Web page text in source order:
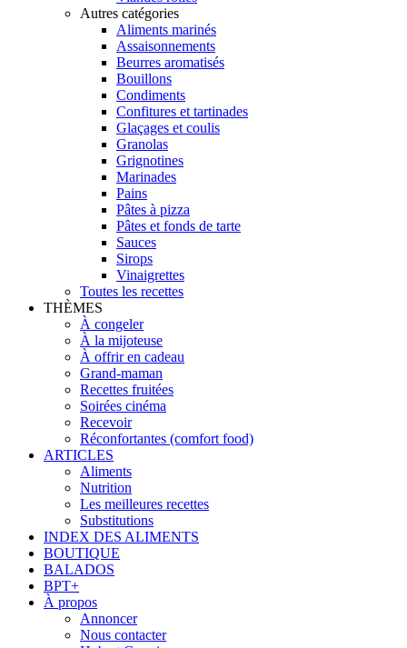
Autres catégories
Aliments marinés
Assaisonnements
Beurres aromatisés
Bouillons
Condiments
Confitures et tartinades
Glaçages et coulis
Granolas
Grignotines
Marinades
Pains
Pâtes à pizza
Pâtes et fonds de tarte
Sauces
Sirops
Vinaigrettes
Toutes les recettes
THÈMES
À congeler
À la mijoteuse
À offrir en cadeau
Grand-maman
Recettes fruitées
Soirées cinéma
Recevoir
Réconfortantes (comfort food)
ARTICLES
Aliments
Nutrition
Les meilleures recettes
Substitutions
INDEX DES ALIMENTS
BOUTIQUE
BALADOS
BPT+
À propos
Annoncer
Nous contacter